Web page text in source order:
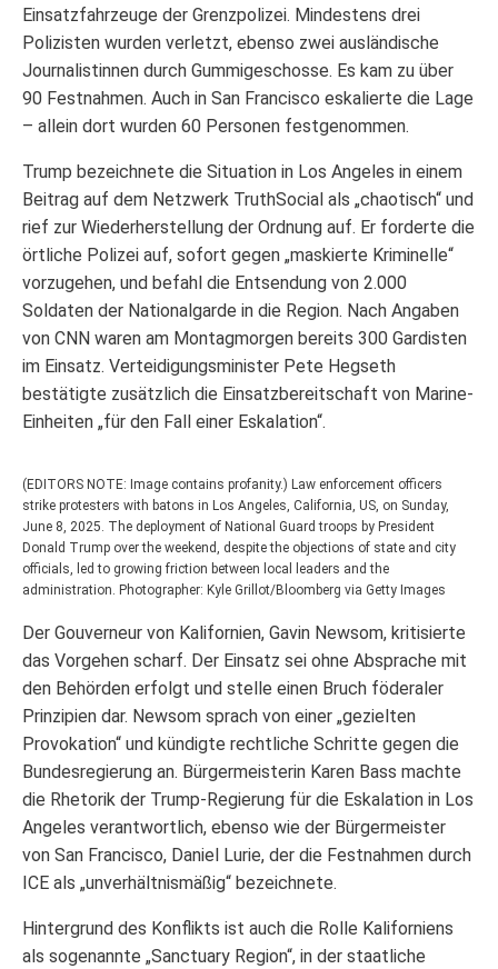
Einsatzfahrzeuge der Grenzpolizei. Mindestens drei
Polizisten wurden verletzt, ebenso zwei ausländische
Journalistinnen durch Gummigeschosse. Es kam zu über
90 Festnahmen. Auch in San Francisco eskalierte die Lage
– allein dort wurden 60 Personen festgenommen.
Trump bezeichnete die Situation in Los Angeles in einem
Beitrag auf dem Netzwerk TruthSocial als „chaotisch“ und
rief zur Wiederherstellung der Ordnung auf. Er forderte die
örtliche Polizei auf, sofort gegen „maskierte Kriminelle“
vorzugehen, und befahl die Entsendung von 2.000
Soldaten der Nationalgarde in die Region. Nach Angaben
von CNN waren am Montagmorgen bereits 300 Gardisten
im Einsatz. Verteidigungsminister Pete Hegseth
bestätigte zusätzlich die Einsatzbereitschaft von Marine-
Einheiten „für den Fall einer Eskalation“.
(EDITORS NOTE: Image contains profanity.) Law enforcement officers
strike protesters with batons in Los Angeles, California, US, on Sunday,
June 8, 2025. The deployment of National Guard troops by President
Donald Trump over the weekend, despite the objections of state and city
officials, led to growing friction between local leaders and the
administration. Photographer: Kyle Grillot/Bloomberg via Getty Images
Der Gouverneur von Kalifornien, Gavin Newsom, kritisierte
das Vorgehen scharf. Der Einsatz sei ohne Absprache mit
den Behörden erfolgt und stelle einen Bruch föderaler
Prinzipien dar. Newsom sprach von einer „gezielten
Provokation“ und kündigte rechtliche Schritte gegen die
Bundesregierung an. Bürgermeisterin Karen Bass machte
die Rhetorik der Trump-Regierung für die Eskalation in Los
Angeles verantwortlich, ebenso wie der Bürgermeister
von San Francisco, Daniel Lurie, der die Festnahmen durch
ICE als „unverhältnismäßig“ bezeichnete.
Hintergrund des Konflikts ist auch die Rolle Kaliforniens
als sogenannte „Sanctuary Region“, in der staatliche